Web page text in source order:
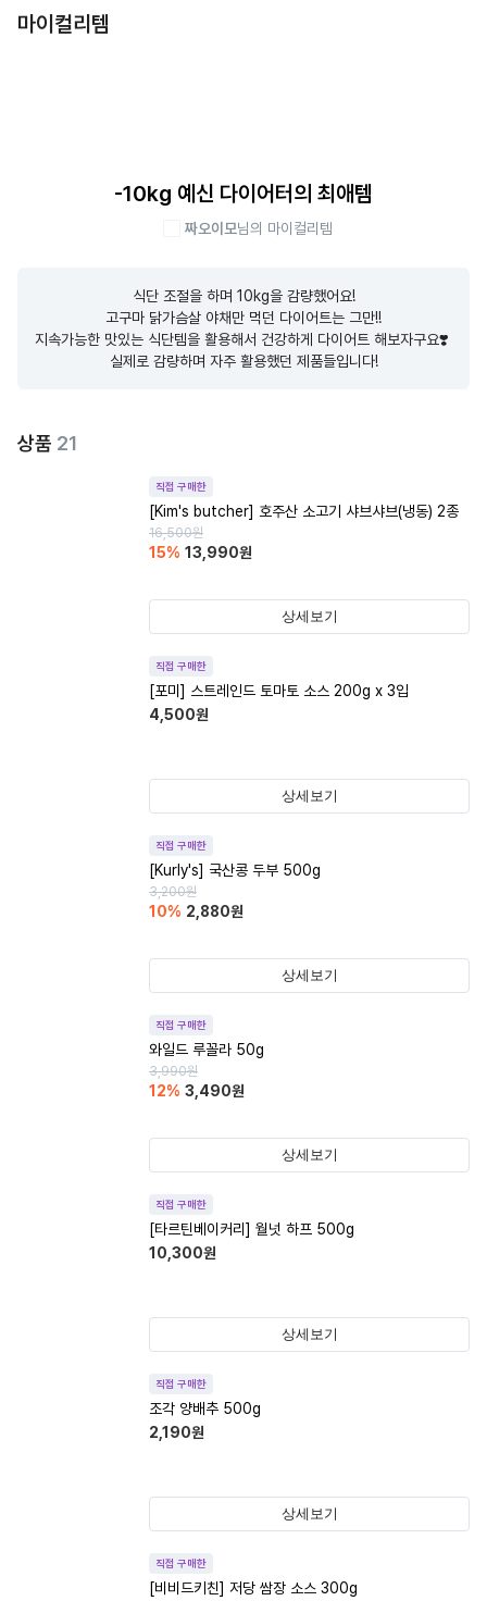
마이컬리템
-10kg 예신 다이어터의 최애템
짜오이모님의 마이컬리템
식단 조절을 하며 10kg을 감량했어요!
고구마 닭가슴살 야채만 먹던 다이어트는 그만!!
지속가능한 맛있는 식단템을 활용해서 건강하게 다이어트 해보자구요❣️
실제로 감량하며 자주 활용했던 제품들입니다!
상품 21
직접 구매한
[Kim's butcher] 호주산 소고기 샤브샤브(냉동) 2종
16,500원
15% 13,990원
상세보기
직접 구매한
[포미] 스트레인드 토마토 소스 200g x 3입
4,500원
상세보기
직접 구매한
[Kurly's] 국산콩 두부 500g
3,200원
10% 2,880원
상세보기
직접 구매한
와일드 루꼴라 50g
3,990원
12% 3,490원
상세보기
직접 구매한
[타르틴베이커리] 월넛 하프 500g
10,300원
상세보기
직접 구매한
조각 양배추 500g
2,190원
상세보기
직접 구매한
[비비드키친] 저당 쌈장 소스 300g